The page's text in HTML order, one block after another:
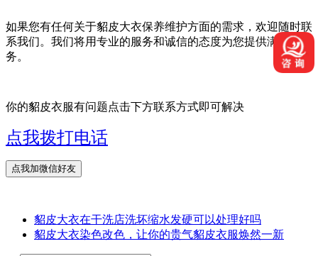
如果您有任何关于貂皮大衣保养维护方面的需求，欢迎随时联
系我们。我们将用专业的服务和诚信的态度为您提供满意的服
务。
你的貂皮衣服有问题点击下方联系方式即可解决
点我拨打电话
貂皮大衣在干洗店洗坏缩水发硬可以处理好吗
貂皮大衣染色改色，让你的贵气貂皮衣服焕然一新